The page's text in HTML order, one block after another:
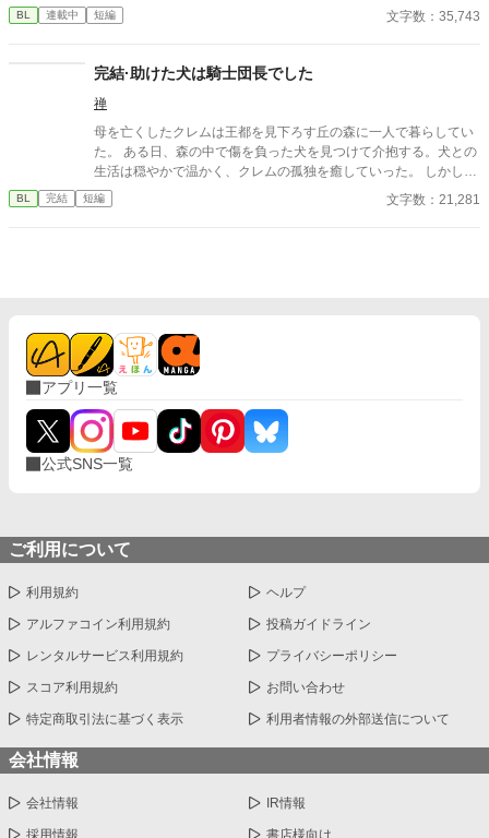
は……ポンコツだった。 人生終了……のはずが？！ 「助け、い
る？」 現れたのは、王国最強のS級狼獣人ディアン。 なぜかティ
「ティノは俺が守るから」 「おいで。ほら」 「……離したくな
い」 危険ダンジョンなのに、なぜかずっと抱っこ移動。 しかも満
月の夜、狼獣人の発情期が始まって――？！ ポンコツ魔道具師
と、囲い込み系S級狼獣人の、ご飯と溺愛たっぷり冒険BL♡ 三万
文字ほどの、じんわり甘い冒険BLです。
BL 連載中 短編 文字数：35,743
完結·助けた犬は騎士団長でした
禅
母を亡くしたクレムは王都を見下ろす丘の森に一人で暮らしてい
た。 ある日、森の中で傷を負った犬を見つけて介抱する。犬との
生活は穏やかで温かく、クレムの孤独を癒していった。 しかし、
犬は突然いなくなり、ふたたび孤独な日々に寂しさを覚えている
と、城から迎えが現れた。 強引に連れて行かれた王城でクレムの
BL 完結 短編 文字数：21,281
アプリ一覧
公式SNS一覧
ご利用について
利用規約 ヘルプ
アルファコイン利用規約 投稿ガイドライン
レンタルサービス利用規約 プライバシーポリシー
スコア利用規約 お問い合わせ
特定商取引法に基づく表示 利用者情報の外部送信について
会社情報
会社情報 IR情報
採用情報 書店様向け